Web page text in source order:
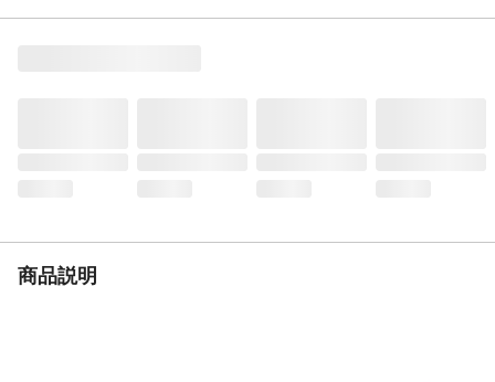
積載荷重
400kg
商品説明